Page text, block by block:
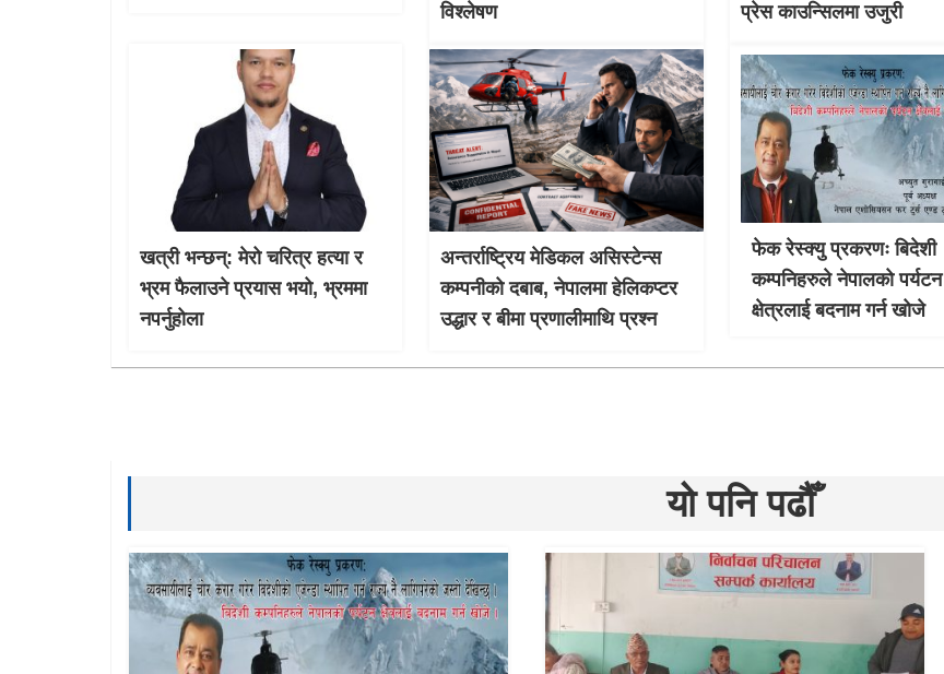
विश्लेषण
प्रेस काउन्सिलमा उजुरी
खत्री भन्छन्: मेरो चरित्र हत्या र
भ्रम फैलाउने प्रयास भयो, भ्रममा
नपर्नुहोला
अन्तर्राष्ट्रिय मेडिकल असिस्टेन्स
कम्पनीको दबाब, नेपालमा हेलिकप्टर
उद्धार र बीमा प्रणालीमाथि प्रश्न
फेक रेस्क्यु प्रकरणः बिदेशी
कम्पनिहरुले नेपालको पर्यटन
क्षेत्रलाई बदनाम गर्न खोजे
यो पनि पढौँ